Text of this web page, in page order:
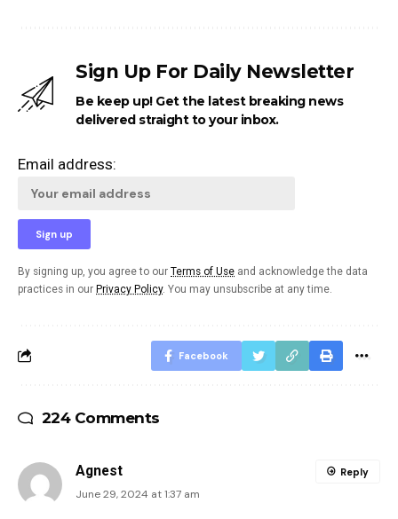
Sign Up For Daily Newsletter
Be keep up! Get the latest breaking news
delivered straight to your inbox.
Email address:
By signing up, you agree to our Terms of Use and acknowledge the data
practices in our Privacy Policy. You may unsubscribe at any time.
Facebook
224 Comments
Agnest
June 29, 2024 at 1:37 am
Reply